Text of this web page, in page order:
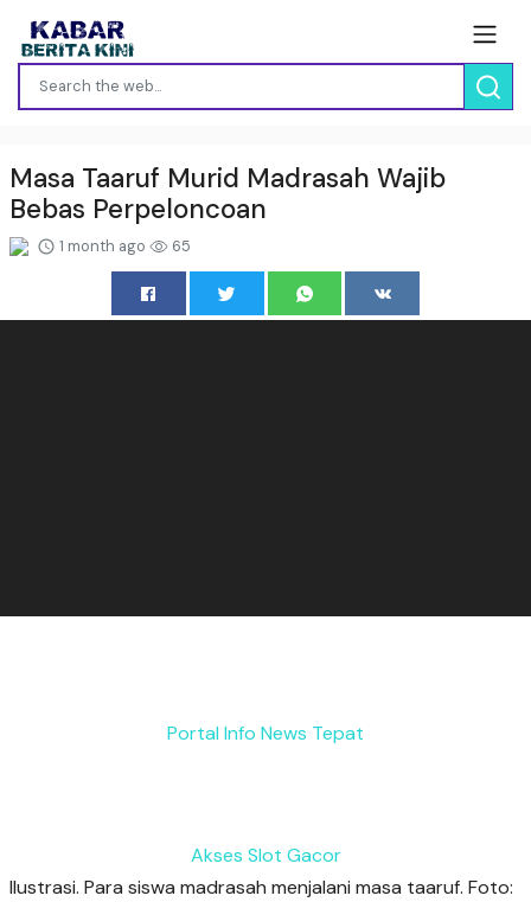
Masa Taaruf Murid Madrasah Wajib
Bebas Perpeloncoan
1 month ago 65
Portal Info News Tepat
Akses Slot Gacor
Ilustrasi. Para siswa madrasah menjalani masa taaruf. Foto: